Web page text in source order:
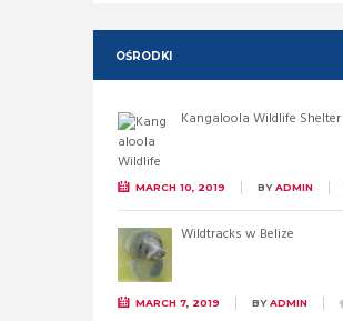
OŚRODKI
Kangaloola Wildlife Shelter
MARCH 10, 2019 BYADMIN
Wildtracks w Belize
MARCH 7, 2019 BYADMIN